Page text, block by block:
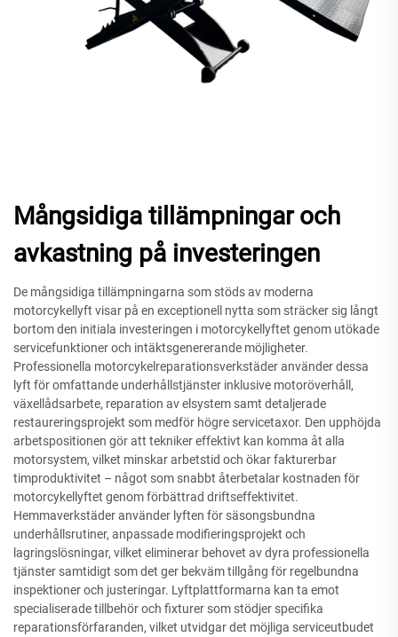
Mångsidiga tillämpningar och
avkastning på investeringen
De mångsidiga tillämpningarna som stöds av moderna
motorcykellyft visar på en exceptionell nytta som sträcker sig långt
bortom den initiala investeringen i motorcykellyftet genom utökade
servicefunktioner och intäktsgenererande möjligheter.
Professionella motorcykelreparationsverkstäder använder dessa
lyft för omfattande underhållstjänster inklusive motoröverhåll,
växellådsarbete, reparation av elsystem samt detaljerade
restaureringsprojekt som medför högre servicetaxor. Den upphöjda
arbetspositionen gör att tekniker effektivt kan komma åt alla
motorsystem, vilket minskar arbetstid och ökar fakturerbar
timproduktivitet – något som snabbt återbetalar kostnaden för
motorcykellyftet genom förbättrad driftseffektivitet.
Hemmaverkstäder använder lyften för säsongsbundna
underhållsrutiner, anpassade modifieringsprojekt och
lagringslösningar, vilket eliminerar behovet av dyra professionella
tjänster samtidigt som det ger bekväm tillgång för regelbundna
inspektioner och justeringar. Lyftplattformarna kan ta emot
specialiserade tillbehör och fixturer som stödjer specifika
reparationsförfaranden, vilket utvidgar det möjliga serviceutbudet